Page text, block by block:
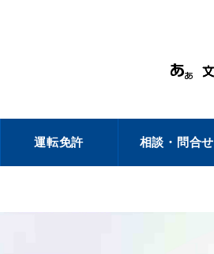
運転免許 相談・問合せ